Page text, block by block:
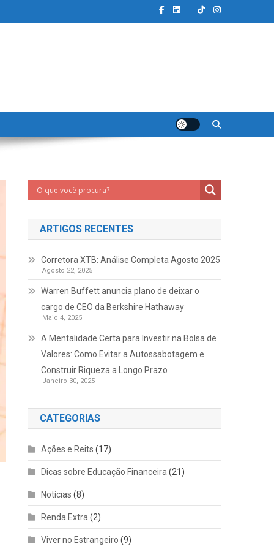
ARTIGOS RECENTES
Corretora XTB: Análise Completa Agosto 2025
Agosto 22, 2025
Warren Buffett anuncia plano de deixar o
cargo de CEO da Berkshire Hathaway
Maio 4, 2025
A Mentalidade Certa para Investir na Bolsa de
Valores: Como Evitar a Autossabotagem e
Construir Riqueza a Longo Prazo
Janeiro 30, 2025
CATEGORIAS
Ações e Reits (17)
Dicas sobre Educação Financeira (21)
Notícias (8)
Renda Extra (2)
Viver no Estrangeiro (9)